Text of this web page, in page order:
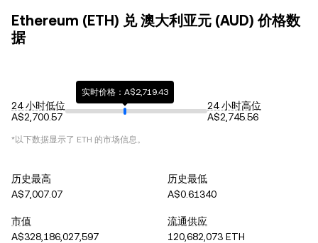
Ethereum (ETH) 兑 澳大利亚元 (AUD) 价格数
据
24 小时低位
A$2,700.57
实时价格：A$2,719.43
24 小时高位
A$2,745.56
*以下数据显示了 ETH 的市场信息。
历史最高
A$7,007.07
历史最低
A$0.61340
市值
A$328,186,027,597
流通供应
120,682,073 ETH